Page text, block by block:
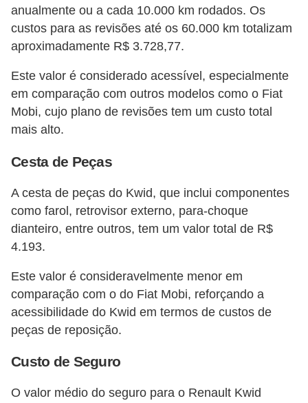
anualmente ou a cada 10.000 km rodados. Os
custos para as revisões até os 60.000 km totalizam
aproximadamente R$ 3.728,77.
Este valor é considerado acessível, especialmente
em comparação com outros modelos como o Fiat
Mobi, cujo plano de revisões tem um custo total
mais alto​​.
Cesta de Peças
A cesta de peças do Kwid, que inclui componentes
como farol, retrovisor externo, para-choque
dianteiro, entre outros, tem um valor total de R$
4.193.
Este valor é consideravelmente menor em
comparação com o do Fiat Mobi, reforçando a
acessibilidade do Kwid em termos de custos de
peças de reposição​​.
Custo de Seguro
O valor médio do seguro para o Renault Kwid